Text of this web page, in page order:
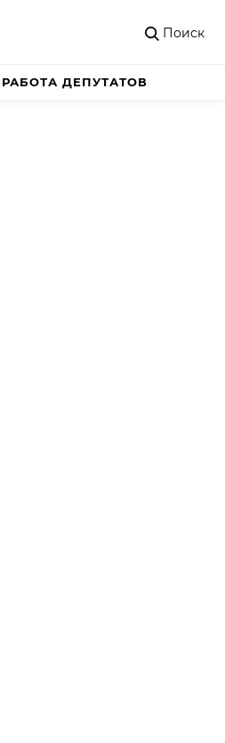
Поиск
РАБОТА ДЕПУТАТОВ